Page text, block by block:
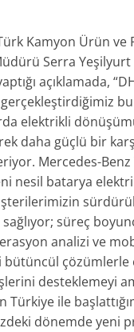
Kamyon Ürün ve
Serra Yeşilyurt
açıklamada,
gerçekleştirdiğimiz
elektrikli
daha güçlü bir
Mercedes-
nesil batarya
süreç
analizi ve
bütüncül
desteklemeyi
Türkiye ile
dönemde yeni